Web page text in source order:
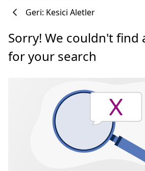
Geri: Kesici Aletler
Sorry! We couldn't find
for your search